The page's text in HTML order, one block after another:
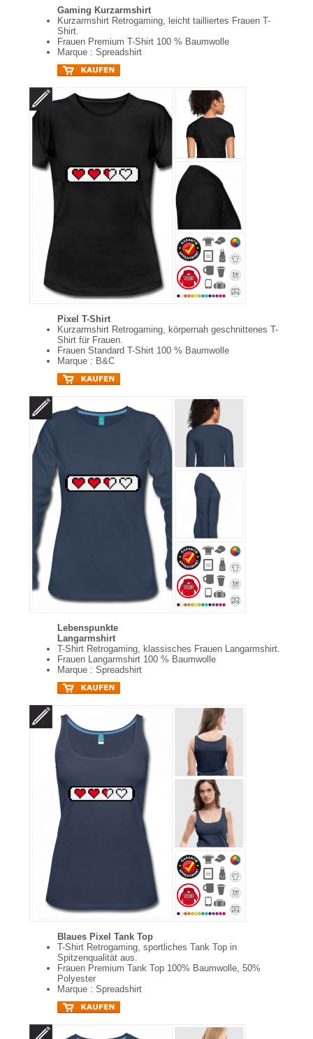
Gaming Kurzarmshirt
Kurzarmshirt Retrogaming, leicht tailliertes Frauen T-
Shirt.
Frauen Premium T-Shirt 100 % Baumwolle
Marque : Spreadshirt
Pixel T-Shirt
Kurzarmshirt Retrogaming, körpernah geschnittenes T-
Shirt für Frauen.
Frauen Standard T-Shirt 100 % Baumwolle
Marque : B&C
Lebenspunkte
Langarmshirt
T-Shirt Retrogaming, klassisches Frauen Langarmshirt.
Frauen Langarmshirt 100 % Baumwolle
Marque : Spreadshirt
Blaues Pixel Tank Top
T-Shirt Retrogaming, sportliches Tank Top in
Spitzenqualität aus.
Frauen Premium Tank Top 100% Baumwolle, 50%
Polyester
Marque : Spreadshirt